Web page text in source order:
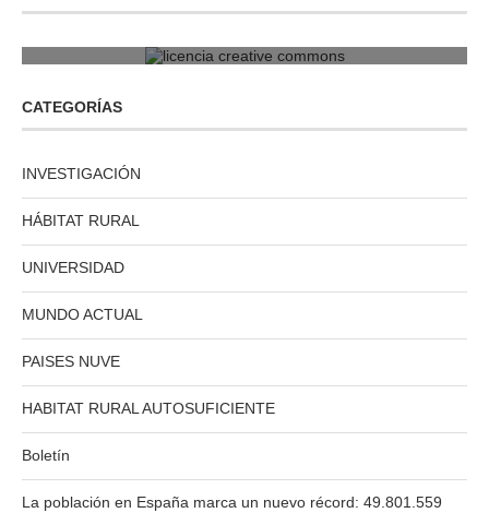
CATEGORÍAS
INVESTIGACIÓN
HÁBITAT RURAL
UNIVERSIDAD
MUNDO ACTUAL
PAISES NUVE
HABITAT RURAL AUTOSUFICIENTE
Boletín
La población en España marca un nuevo récord: 49.801.559